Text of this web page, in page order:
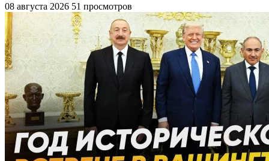
08 августа 2026 51 просмотров